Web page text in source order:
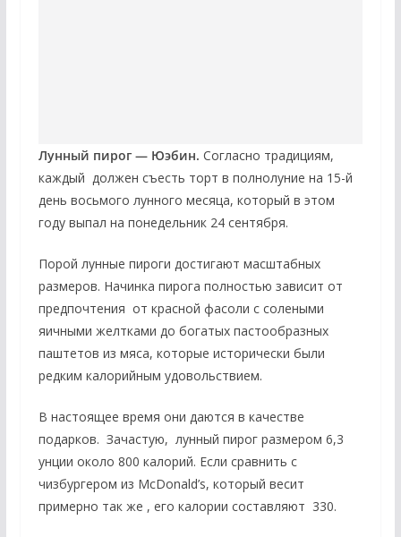
Лунный пирог — Юэбин. Согласно традициям,
каждый должен съесть торт в полнолуние на 15-й
день восьмого лунного месяца, который в этом
году выпал на понедельник 24 сентября.
Порой лунные пироги достигают масштабных
размеров. Начинка пирога полностью зависит от
предпочтения от красной фасоли с солеными
яичными желтками до богатых пастообразных
паштетов из мяса, которые исторически были
редким калорийным удовольствием.
В настоящее время они даются в качестве
подарков. Зачастую, лунный пирог размером 6,3
унции около 800 калорий. Если сравнить с
чизбургером из McDonald’s, который весит
примерно так же , его калории составляют 330.